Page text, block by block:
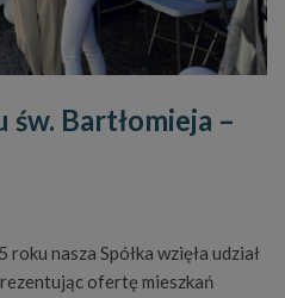
św. Bartłomieja –
nasza Spółka wzięła udział
ofertę mieszkań